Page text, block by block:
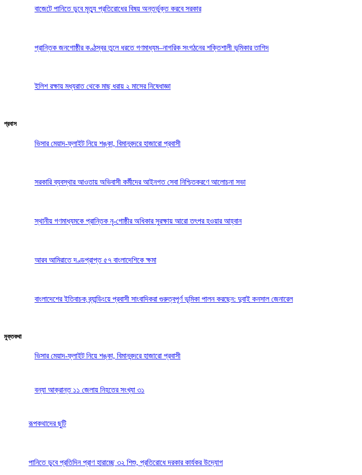
বাজেটে পানিতে ডুবে মৃত্যু প্রতিরোধের বিষয় অন্তর্ভুক্ত করবে সরকার
প্রান্তিক জনগোষ্ঠীর কণ্ঠস্বর তুলে ধরতে গণমাধ্যম–নাগরিক সংগঠনের শক্তিশালী ভূমিকার তাগিদ
ইলিশ রক্ষায় মধ্যরাত থেকে মাছ ধরায় ২ মাসের নিষেধাজ্ঞা
প্রবাস
ভিসার মেয়াদ-ফ্লাইট নিয়ে শঙ্কা, বিমানবন্দরে হাজারো প্রবাসী
সরকারি ব্যবস্থার আওতায় অভিবাসী কর্মীদের আইনগত সেবা নিশ্চিতকরণে আলোচনা সভা
স্থানীয় গণমাধ্যমকে প্রান্তিক নৃ-গোষ্ঠীর অধিকার সুরক্ষায় আরো তৎপর হওয়ার আহ্বান
আরব আমিরাতে দণ্ডপ্রাপ্ত ৫৭ বাংলাদেশিকে ক্ষমা
বাংলাদেশের ইতিবাচক ব্র্যান্ডিংয়ে প্রবাসী সাংবাদিকরা গুরুত্বপূর্ণ ভূমিকা পালন করছেন: দুবাই কনসাল জেনারেল
মুক্তকথা
ভিসার মেয়াদ-ফ্লাইট নিয়ে শঙ্কা, বিমানবন্দরে হাজারো প্রবাসী
বন্যা আক্রান্ত ১১ জেলায় নিহতের সংখ্যা ৩১
রূপকথাদের ছুটি
পানিতে ডুবে প্রতিদিন প্রাণ হারাচ্ছে ৩২ শিশু, প্রতিরোধে দরকার কার্যকর উদ্যোগ